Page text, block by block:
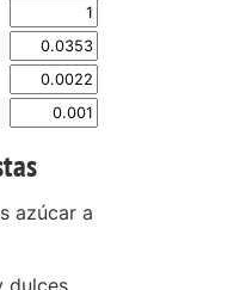
azúcar a
dulces